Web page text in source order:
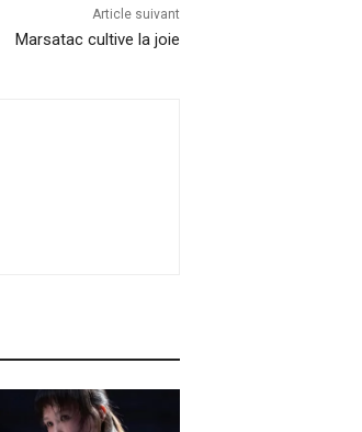
Article suivant
Marsatac cultive la joie